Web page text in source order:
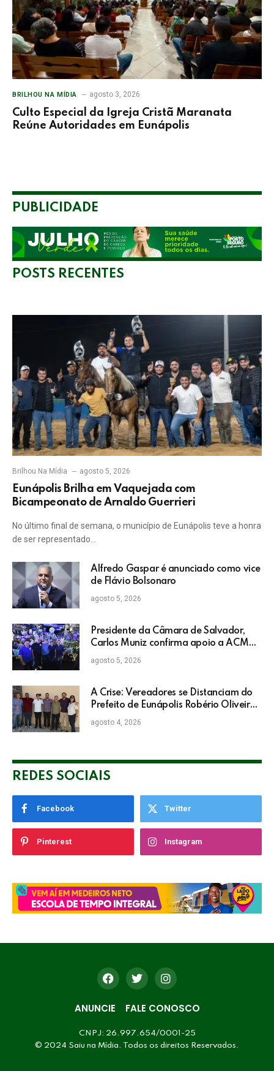
BRILHOU NA MÍDIA agosto 3, 2026
Culto Especial da Igreja Cristã Maranata
Reúne Autoridades em Eunápolis
PUBLICIDADE
POSTS RECENTES
Brilhou Na Mídia agosto 5, 2026
Eunápolis Brilha em Vaquejada com
Bicampeonato de Arnaldo Guerrieri
No último final de semana, o município de Eunápolis teve a honra
de ser representado…
Alfredo Gaspar é anunciado como vice
de Flávio Bolsonaro
agosto 5, 2026
Presidente da Câmara de Salvador,
Carlos Muniz confirma apoio a ACM
Neto: “Irei lutar voto a voto na sua
campanha”
agosto 5, 2026
A Crise: Vereadores se Distanciam do
Prefeito de Eunápolis Robério Oliveira
nas Eleições
agosto 4, 2026
REDES SOCIAIS
Facebook Twitter
Pinterest Instagram
ANUNCIE FALE CONOSCO
CNPJ: 26.997.654/0001-25
© 2024 Saiu na Mídia. Todos os direitos Reservados.